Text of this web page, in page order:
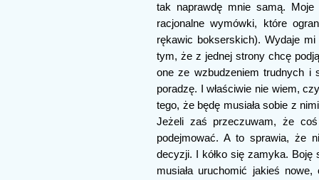
tak naprawdę mnie samą.
racjonalne wymówki, które
rękawic bokserskich). Wydaje
tym, że z jednej strony chcę
one ze wzbudzeniem trudnych
poradzę. I właściwie nie wiem,
tego, że będę musiała sobie z
Jeżeli zaś przeczuwam, że
podejmować. A to sprawia, że
decyzji. I kółko się zamyka.
musiała uruchomić jakieś